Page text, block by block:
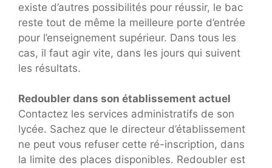
existe d’autres possibilités pour réussir, le bac
reste tout de même la meilleure porte d’entrée
pour l’enseignement supérieur. Dans tous les
cas, il faut agir vite, dans les jours qui suivent
les résultats.
Redoubler dans son établissement actuel
Contactez les services administratifs de son
lycée. Sachez que le directeur d’établissement
ne peut vous refuser cette ré-inscription, dans
la limite des places disponibles. Redoubler est